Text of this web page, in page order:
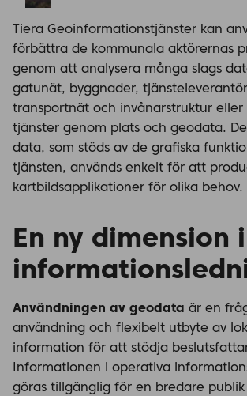
Tiera Geoinformationstjänster kan
förbättra de kommunala aktörernas
genom att analysera många slags
gatunät, byggnader,
transportnät och invånarstruktur eller
tjänster genom plats och geodata.
data, som stöds av de grafiska
tjänsten, används enkelt för att
kartbildsapplikationer för olika behov.
En ny dimension i
Användningen av geodata är en
användning och flexibelt utbyte av
information för att stödja
Informationen i operativa
göras tillgänglig för en bredare publik